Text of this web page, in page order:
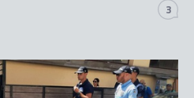
3